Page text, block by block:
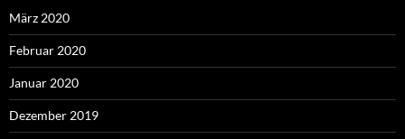
März 2020
Februar 2020
Januar 2020
Dezember 2019